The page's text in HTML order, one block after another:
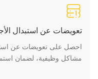
تعويضات عن استبدال
احصل على تعويضات عن
مشاكل وظيفية، لضمان